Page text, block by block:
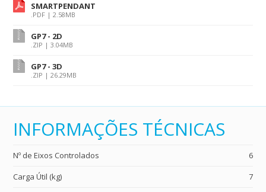
SMARTPENDANT
.PDF | 2.58MB
GP7 - 2D
.ZIP | 3.04MB
GP7 - 3D
.ZIP | 26.29MB
INFORMAÇÕES TÉCNICAS
Nº de Eixos Controlados
6
Carga Útil (kg)
7